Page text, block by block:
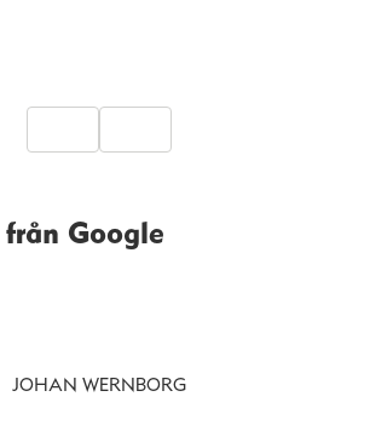
Google
JOHAN WERNBORG